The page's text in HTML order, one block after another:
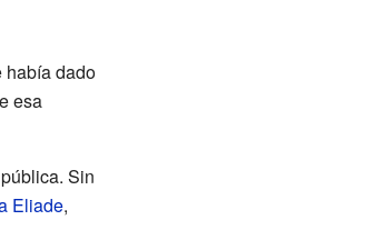
había dado
esa
Sin
Eliade,